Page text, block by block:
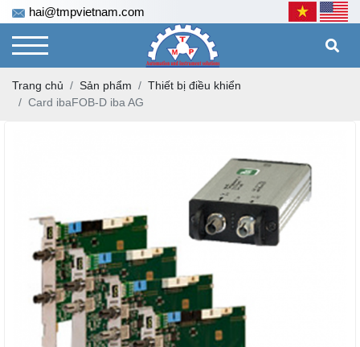
hai@tmpvietnam.com
Trang chủ Sản phẩm
Thiết bị điều khiển
Card ibaFOB-D iba AG